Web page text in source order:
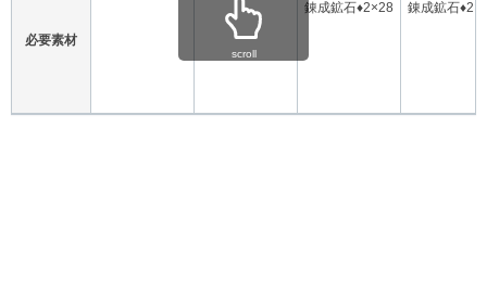
必要素材
錬成鉱石♦2×28
錬成鉱石
scroll